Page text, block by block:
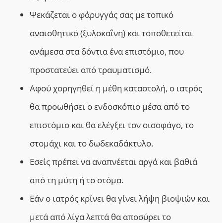
Ψεκάζεται ο φάρυγγάς σας με τοπικό
αναισθητικό (ξυλοκαΐνη) και τοποθετείται
ανάμεσα στα δόντια ένα επιστόμιο, που
προστατεύει από τραυματισμό.
Αφού χορηγηθεί η μέθη καταστολή, ο ιατρός
θα προωθήσει ο ενδοσκόπιο μέσα από το
επιστόμιο και θα ελέγξει τον οισοφάγο, το
στομάχι και το δωδεκαδάκτυλο.
Εσείς πρέπει να αναπνέεται αργά και βαθιά
από τη μύτη ή το στόμα.
Εάν ο ιατρός κρίνει θα γίνει λήψη βιοψιών και
μετά από λίγα λεπτά θα αποσύρει το